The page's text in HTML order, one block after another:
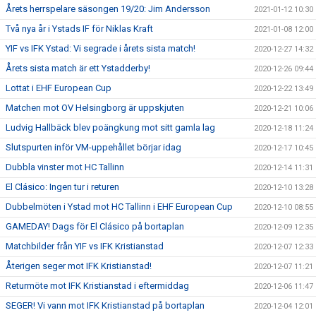
Årets herrspelare säsongen 19/20: Jim Andersson 2021-01-12 10:30
Två nya år i Ystads IF för Niklas Kraft 2021-01-08 12:00
YIF vs IFK Ystad: Vi segrade i årets sista match! 2020-12-27 14:32
Årets sista match är ett Ystadderby! 2020-12-26 09:44
Lottat i EHF European Cup 2020-12-22 13:49
Matchen mot OV Helsingborg är uppskjuten 2020-12-21 10:06
Ludvig Hallbäck blev poängkung mot sitt gamla lag 2020-12-18 11:24
Slutspurten inför VM-uppehållet börjar idag 2020-12-17 10:45
Dubbla vinster mot HC Tallinn 2020-12-14 11:31
El Clásico: Ingen tur i returen 2020-12-10 13:28
Dubbelmöten i Ystad mot HC Tallinn i EHF European Cup 2020-12-10 08:55
GAMEDAY! Dags för El Clásico på bortaplan 2020-12-09 12:35
Matchbilder från YIF vs IFK Kristianstad 2020-12-07 12:33
Återigen seger mot IFK Kristianstad! 2020-12-07 11:21
Returmöte mot IFK Kristianstad i eftermiddag 2020-12-06 11:47
SEGER! Vi vann mot IFK Kristianstad på bortaplan 2020-12-04 12:01